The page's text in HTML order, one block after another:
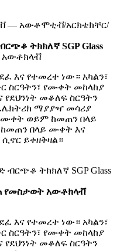
ትክክለኛ SGP Glass
እና የተመረተ ነው። አካልን፣
ስርዓትን፣ የሙቀት መከላከያ
የደህንነት መቆለፍ ስርዓትን
ማያያዣ መሳሪያ
ሙቀት ወይም ከመጠን በላይ
በላይ ሙቀት እና
ይቀዘቅዛል።
የመስታወት አውቶክላቭ
እና የተመረተ ነው። አካልን፣
ስርዓትን፣ የሙቀት መከላከያ
የደህንነት መቆለፍ ስርዓትን